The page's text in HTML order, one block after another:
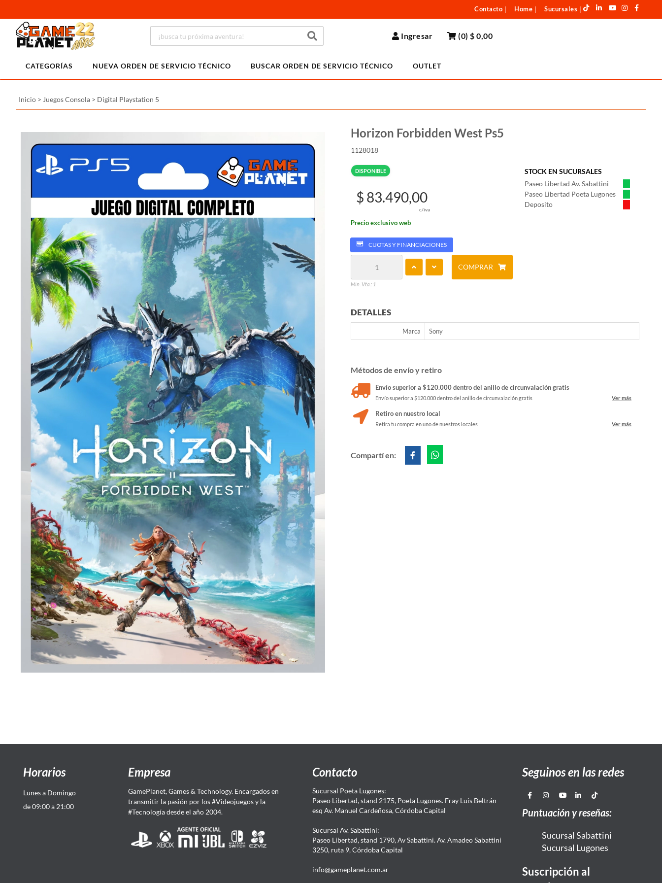
Contacto Home Sucursales
Ingresar (0)$ 0,00
CATEGORÍAS NUEVA ORDEN DE SERVICIO TÉCNICO BUSCAR ORDEN DE SERVICIO TÉCNICO OUTLET
Inicio > Juegos Consola > Digital Playstation 5
Horizon Forbidden West Ps5
1128018
DISPONIBLE
STOCK EN SUCURSALES
Paseo Libertad Av. Sabattini
Paseo Libertad Poeta Lugones
Deposito
$ 83.490,00
c/iva
Precio exclusivo web
CUOTAS Y FINANCIACIONES
Min. Vta.: 1
COMPRAR
DETALLES
Marca Sony
Métodos de envío y retiro
Envío superior a $120.000 dentro del anillo de circunvalación gratis
Envío superior a $120.000 dentro del anillo de circunvalación gratis Ver más
Retiro en nuestro local
Retira tu compra en uno de nuestros locales Ver más
Compartí en:
Horarios
Lunes a Domingo
de 09:00 a 21:00
Empresa
GamePlanet, Games & Technology. Encargados en
transmitir la pasión por los #Videojuegos y la
#Tecnología desde el año 2004.
Contacto
Sucursal Poeta Lugones:
Paseo Libertad, stand 2175, Poeta Lugones. Fray Luis Beltrán
esq Av. Manuel Cardeñosa, Córdoba Capital
Sucursal Av. Sabattini:
Paseo Libertad, stand 1790, Av Sabattini. Av. Amadeo Sabattini
3250, ruta 9, Córdoba Capital
info@gameplanet.com.ar
Seguinos en las redes
Puntuación y reseñas:
Sucursal Sabattini
Sucursal Lugones
Suscripción al